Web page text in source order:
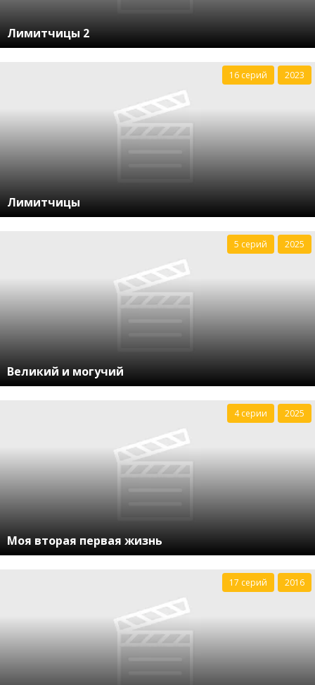
Лимитчицы 2
Лимитчицы
16 серий 2023
Великий и могучий
5 серий 2025
Моя вторая первая жизнь
4 серии 2025
17 серий 2016